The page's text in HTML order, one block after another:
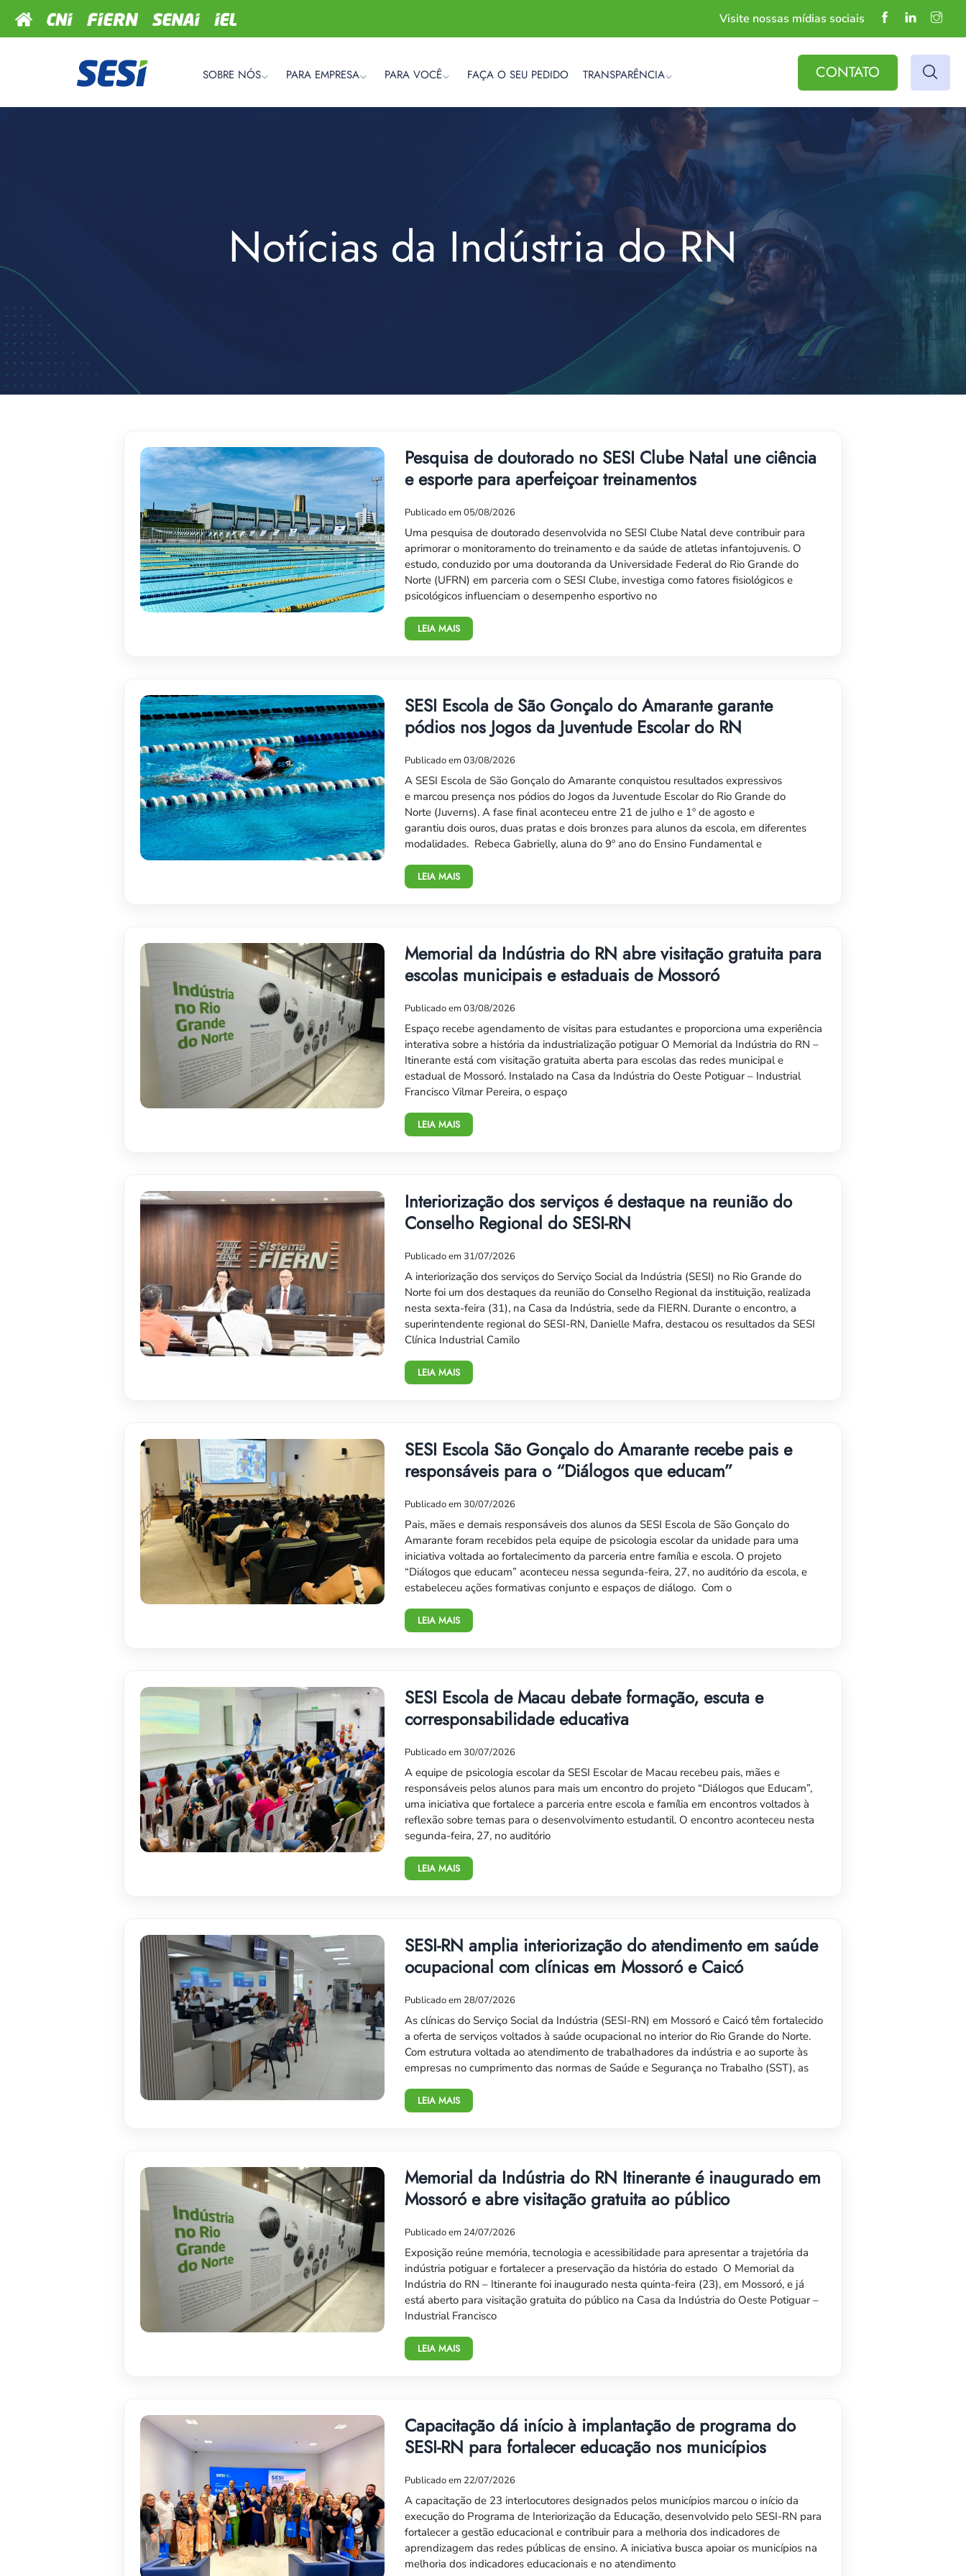
Visite nossas mídias sociais
SOBRE NÓS PARA EMPRESA PARA VOCÊ FAÇA O SEU PEDIDO TRANSPARÊNCIA CONTATO
Notícias da Indústria do RN
Pesquisa de doutorado no SESI Clube Natal une ciência
e esporte para aperfeiçoar treinamentos
Publicado em 05/08/2026
Uma pesquisa de doutorado desenvolvida no SESI Clube Natal deve contribuir para
aprimorar o monitoramento do treinamento e da saúde de atletas infantojuvenis. O
estudo, conduzido por uma doutoranda da Universidade Federal do Rio Grande do
Norte (UFRN) em parceria com o SESI Clube, investiga como fatores fisiológicos e
psicológicos influenciam o desempenho esportivo no
LEIA MAIS
SESI Escola de São Gonçalo do Amarante garante
pódios nos Jogos da Juventude Escolar do RN
Publicado em 03/08/2026
A SESI Escola de São Gonçalo do Amarante conquistou resultados expressivos
e marcou presença nos pódios do Jogos da Juventude Escolar do Rio Grande do
Norte (Juverns). A fase final aconteceu entre 21 de julho e 1º de agosto e
garantiu dois ouros, duas pratas e dois bronzes para alunos da escola, em diferentes
modalidades. Rebeca Gabrielly, aluna do 9º ano do Ensino Fundamental e
LEIA MAIS
Memorial da Indústria do RN abre visitação gratuita para
escolas municipais e estaduais de Mossoró
Publicado em 03/08/2026
Espaço recebe agendamento de visitas para estudantes e proporciona uma experiência
interativa sobre a história da industrialização potiguar O Memorial da Indústria do RN –
Itinerante está com visitação gratuita aberta para escolas das redes municipal e
estadual de Mossoró. Instalado na Casa da Indústria do Oeste Potiguar – Industrial
Francisco Vilmar Pereira, o espaço
LEIA MAIS
Interiorização dos serviços é destaque na reunião do
Conselho Regional do SESI-RN
Publicado em 31/07/2026
A interiorização dos serviços do Serviço Social da Indústria (SESI) no Rio Grande do
Norte foi um dos destaques da reunião do Conselho Regional da instituição, realizada
nesta sexta-feira (31), na Casa da Indústria, sede da FIERN. Durante o encontro, a
superintendente regional do SESI-RN, Danielle Mafra, destacou os resultados da SESI
Clínica Industrial Camilo
LEIA MAIS
SESI Escola São Gonçalo do Amarante recebe pais e
responsáveis para o “Diálogos que educam”
Publicado em 30/07/2026
Pais, mães e demais responsáveis dos alunos da SESI Escola de São Gonçalo do
Amarante foram recebidos pela equipe de psicologia escolar da unidade para uma
iniciativa voltada ao fortalecimento da parceria entre família e escola. O projeto
“Diálogos que educam” aconteceu nessa segunda-feira, 27, no auditório da escola, e
estabeleceu ações formativas conjunto e espaços de diálogo. Com o
LEIA MAIS
SESI Escola de Macau debate formação, escuta e
corresponsabilidade educativa
Publicado em 30/07/2026
A equipe de psicologia escolar da SESI Escolar de Macau recebeu pais, mães e
responsáveis pelos alunos para mais um encontro do projeto “Diálogos que Educam”,
uma iniciativa que fortalece a parceria entre escola e família em encontros voltados à
reflexão sobre temas para o desenvolvimento estudantil. O encontro aconteceu nesta
segunda-feira, 27, no auditório
LEIA MAIS
SESI-RN amplia interiorização do atendimento em saúde
ocupacional com clínicas em Mossoró e Caicó
Publicado em 28/07/2026
As clínicas do Serviço Social da Indústria (SESI-RN) em Mossoró e Caicó têm fortalecido
a oferta de serviços voltados à saúde ocupacional no interior do Rio Grande do Norte.
Com estrutura voltada ao atendimento de trabalhadores da indústria e ao suporte às
empresas no cumprimento das normas de Saúde e Segurança no Trabalho (SST), as
LEIA MAIS
Memorial da Indústria do RN Itinerante é inaugurado em
Mossoró e abre visitação gratuita ao público
Publicado em 24/07/2026
Exposição reúne memória, tecnologia e acessibilidade para apresentar a trajetória da
indústria potiguar e fortalecer a preservação da história do estado O Memorial da
Indústria do RN – Itinerante foi inaugurado nesta quinta-feira (23), em Mossoró, e já
está aberto para visitação gratuita do público na Casa da Indústria do Oeste Potiguar –
Industrial Francisco
LEIA MAIS
Capacitação dá início à implantação de programa do
SESI-RN para fortalecer educação nos municípios
Publicado em 22/07/2026
A capacitação de 23 interlocutores designados pelos municípios marcou o início da
execução do Programa de Interiorização da Educação, desenvolvido pelo SESI-RN para
fortalecer a gestão educacional e contribuir para a melhoria dos indicadores de
aprendizagem das redes públicas de ensino. A iniciativa busca apoiar os municípios na
melhoria dos indicadores educacionais e no atendimento